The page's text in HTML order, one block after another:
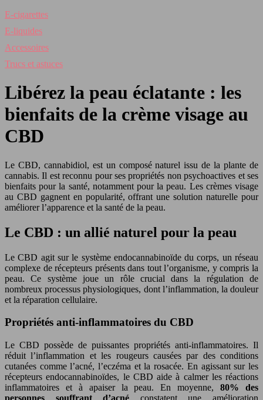
E-cigarettes
E-liquides
Accessoires
Trucs et astuces
Libérez la peau éclatante : les
bienfaits de la crème visage au
CBD
Le CBD, cannabidiol, est un composé naturel issu de la plante de
cannabis. Il est reconnu pour ses propriétés non psychoactives et ses
bienfaits pour la santé, notamment pour la peau. Les crèmes visage
au CBD gagnent en popularité, offrant une solution naturelle pour
améliorer l’apparence et la santé de la peau.
Le CBD : un allié naturel pour la peau
Le CBD agit sur le système endocannabinoïde du corps, un réseau
complexe de récepteurs présents dans tout l’organisme, y compris la
peau. Ce système joue un rôle crucial dans la régulation de
nombreux processus physiologiques, dont l’inflammation, la douleur
et la réparation cellulaire.
Propriétés anti-inflammatoires du CBD
Le CBD possède de puissantes propriétés anti-inflammatoires. Il
réduit l’inflammation et les rougeurs causées par des conditions
cutanées comme l’acné, l’eczéma et la rosacée. En agissant sur les
récepteurs endocannabinoïdes, le CBD aide à calmer les réactions
inflammatoires et à apaiser la peau. En moyenne,80% des